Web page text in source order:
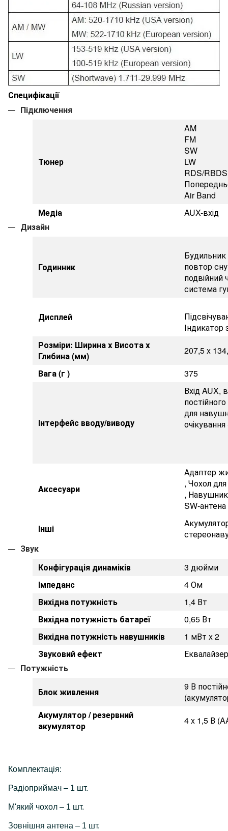
Специфікації
Підключення
Тюнер
AM
FM
SW
LW
RDS/RBDS
Air Band
Медіа
AUX-вхід
Дизайн
Годинник
Будильник
повтор
подвійний
система
Дисплей
Індикатор
Розміри: Ширина x Висота x
Глибина (мм)
207,5 x
Вага (г )
375
Інтерфейс вводу/виводу
Вхід AUX,
для
Аксесуари
Адаптер
, Чохол
,
SW-антена
Інші
Звук
Конфігурація динаміків
3 дюйми
Імпеданс
4 Ом
Вихідна потужність
1,4 Вт
Вихідна потужність батареї
0,65 Вт
Вихідна потужність навушників
1 мВт x 2
Звуковий ефект
Еквалайзер
Потужність
Блок живлення
9 В
Акумулятор / резервний
акумулятор
4 x 1,5 В
Комплектація:
Радіоприймач – 1 шт.
М'який чохол – 1 шт.
Зовнішня антена – 1 шт.